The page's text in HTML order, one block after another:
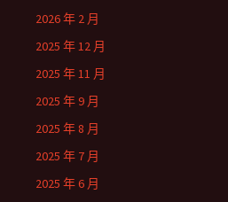
2026 年 2 月
2025 年 12 月
2025 年 11 月
2025 年 9 月
2025 年 8 月
2025 年 7 月
2025 年 6 月